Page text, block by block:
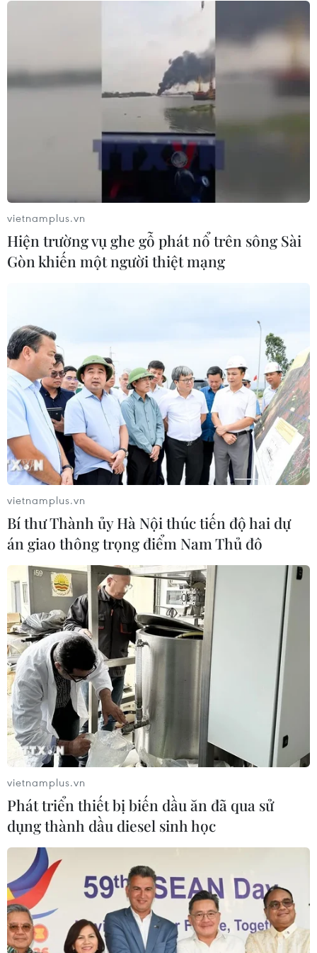
Khoa học công nghệ sẽ trở thành
động lực mới của quan hệ Việt Nam-
Thị trường vaccine thế giới chuyển
hướng sang người cao tuổi
08/08/2026 15:01
Chuyên gia Nhật Bản nói Việt Nam
nên ưu tiên sản xuất và đóng gói chip
bán dẫn
08/08/2026 13:28
Nông sản Việt Nam còn nhiều dư địa
tại thị trường Algeria
08/08/2026 12:55
Động lực mới cho hợp tác thương
mại Việt Nam-Australia
08/08/2026 12:20
Mỹ chi hơn 2 tỷ USD thúc đẩy ngành
pin và khoáng sản nội địa
08/08/2026 08:16
Chủ sân Azteca lỗ hơn 47 triệu USD vì
World Cup 2026
Dữ liệu việc làm Mỹ mở thêm dư địa
cho giá vàng trong tuần qua
08/08/2026 04:29
Thương mại Việt Nam-Australia
vietnamplus.vn
Hiện trường vụ ghe gỗ phát nổ trên sông Sài
Gòn khiến một người thiệt mạng
vietnamplus.vn
Bí thư Thành ủy Hà Nội thúc tiến độ hai dự
án giao thông trọng điểm Nam Thủ đô
vietnamplus.vn
Phát triển thiết bị biến dầu ăn đã qua sử
dụng thành dầu diesel sinh học